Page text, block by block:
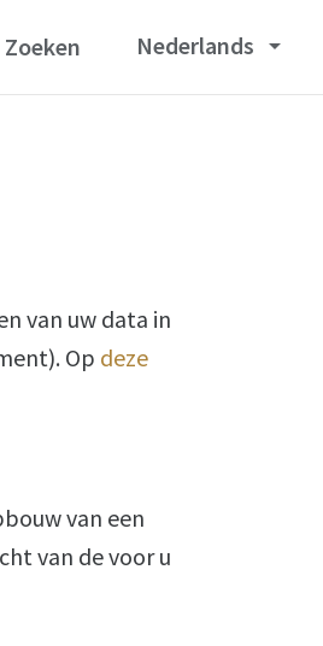
Nederlands arrow_drop_down
van uw data in
Op deze
van een
van de voor u